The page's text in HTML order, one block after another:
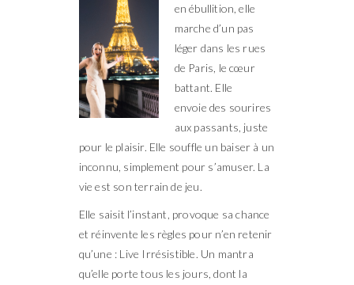
en ébullition, elle
marche d’un pas
léger dans les rues
de Paris, le cœur
battant. Elle
envoie des sourires
aux passants, juste
pour le plaisir. Elle souffle un baiser à un
inconnu, simplement pour s’amuser. La
vie est son terrain de jeu.
Elle saisit l’instant, provoque sa chance
et réinvente les règles pour n’en retenir
qu’une : Live Irrésistible. Un mantra
qu’elle porte tous les jours, dont la